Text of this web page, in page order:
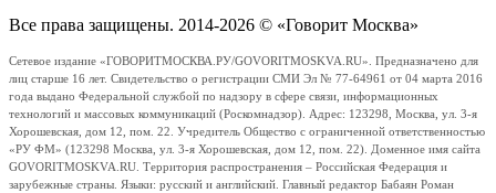
Все права защищены. 2014-2026 © «Говорит Москва»
Сетевое издание «ГОВОРИТМОСКВА.РУ/GOVORITMOSKVA.RU». Предназначено для
лиц старше 16 лет. Свидетельство о регистрации СМИ Эл № 77-64961 от 04 марта 2016
года выдано Федеральной службой по надзору в сфере связи, информационных
технологий и массовых коммуникаций (Роскомнадзор). Адрес: 123298, Москва, ул. 3-я
Хорошевская, дом 12, пом. 22. Учредитель Общество с ограниченной ответственностью
«РУ ФМ» (123298 Москва, ул. 3-я Хорошевская, дом 12, пом. 22). Доменное имя сайта
GOVORITMOSKVA.RU. Территория распространения – Российская Федерация и
зарубежные страны. Языки: русский и английский. Главный редактор Бабаян Роман